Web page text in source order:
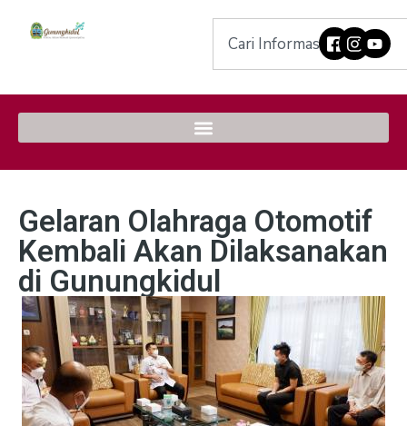
Gelaran Olahraga Otomotif
Kembali Akan Dilaksanakan
di Gunungkidul